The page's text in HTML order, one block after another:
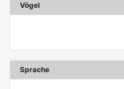
Vögel
Sprache